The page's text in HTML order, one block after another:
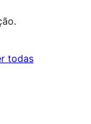
todasavaliações